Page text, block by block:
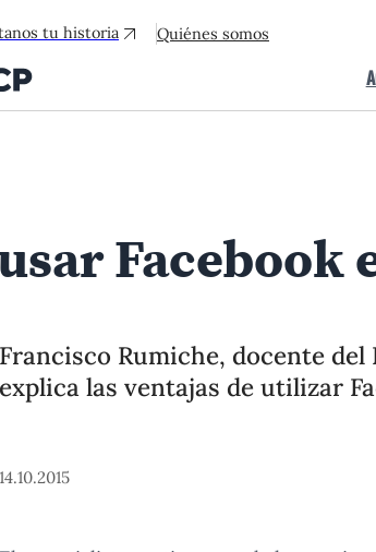
tu historia Quiénes somos
Francisco Rumiche, docente
explica las ventajas de utilizar
14.10.2015